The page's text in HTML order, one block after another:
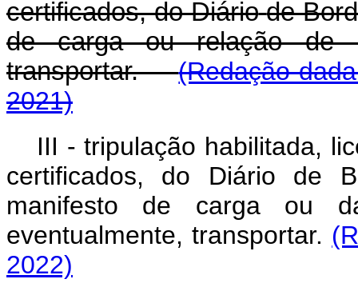
certificados, do Diário de
de carga ou relação de
transportar.(Redação
2021)
III - tripulação habilitada,
certificados, do Diário de
manifesto de carga ou
eventualmente, transportar.
2022)